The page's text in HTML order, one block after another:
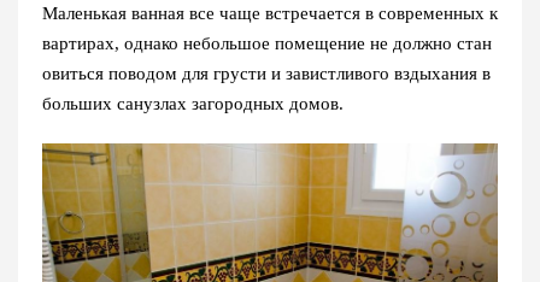
Маленькая ванная все чаще встречается в современных к
вартирах, однако небольшое помещение не должно стан
овиться поводом для грусти и завистливого вздыхания в
больших санузлах загородных домов.